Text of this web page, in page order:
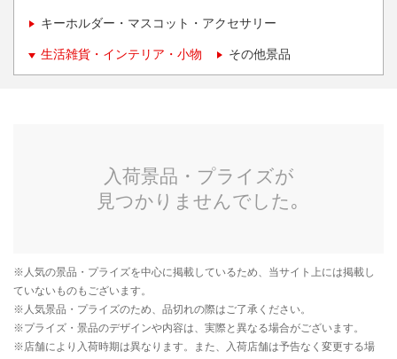
キーホルダー・マスコット・アクセサリー
生活雑貨・インテリア・小物 その他景品